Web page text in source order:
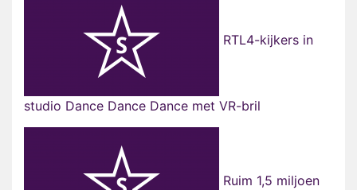
RTL4-kijkers in
studio Dance Dance Dance met VR-bril
Ruim 1,5 miljoen